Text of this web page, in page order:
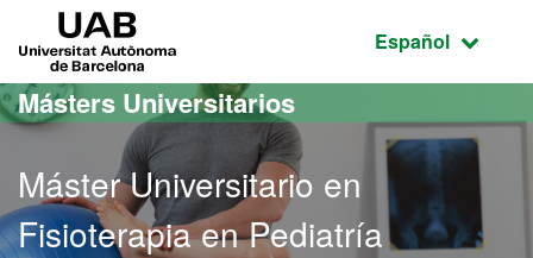
Acceso al contenido principal
Acceso a la navegación de la página
Idioma
Español
Másters Universitarios
Máster Universitario en
Fisioterapia en Pediatría